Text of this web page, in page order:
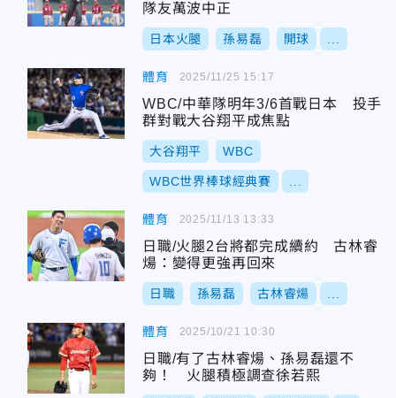
隊友萬波中正
日本火腿 孫易磊 開球
體育
WBC/中華隊明年3/6首戰日本 投手
群對戰大谷翔平成焦點
大谷翔平 WBC
WBC世界棒球經典賽
2025/11/25 15:17
體育
日職/火腿2台將都完成續約 古林睿
煬：變得更強再回來
日職 孫易磊 古林睿煬
2025/11/13 13:33
體育
日職/有了古林睿煬、孫易磊還不
夠！ 火腿積極調查徐若熙
2025/10/21 10:30